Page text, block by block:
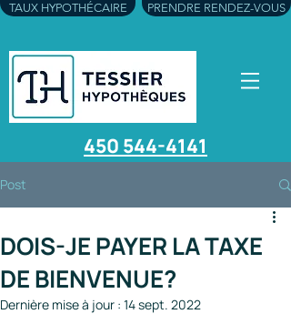
TAUX HYPOTHÉCAIRE PRENDRE RENDEZ-VOUS
450 544-4141
Post
DOIS-JE PAYER LA TAXE
DE BIENVENUE?
Dernière mise à jour : 14 sept. 2022